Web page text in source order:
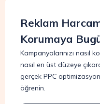
Reklam
Korumaya
Kampanyalarınızı nasıl
nasıl en üst düzeye
gerçek PPC
öğrenin.